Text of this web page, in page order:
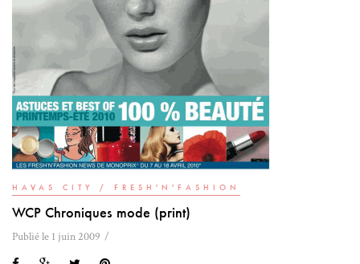
HAVAS CITY / FRESH'N'FASHION
WCP Chroniques mode (print)
Publié le 1 juin 2009